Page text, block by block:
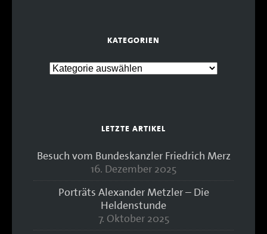
KATEGORIEN
LETZTE ARTIKEL
Besuch vom Bundeskanzler Friedrich Merz
16. Dezember 2025
Porträts Alexander Metzler – Die
Heldenstunde
7. Oktober 2025